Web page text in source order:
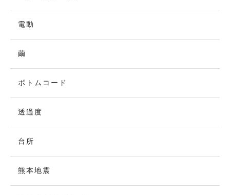
電動
繭
ボトムコード
透過度
台所
熊本地震